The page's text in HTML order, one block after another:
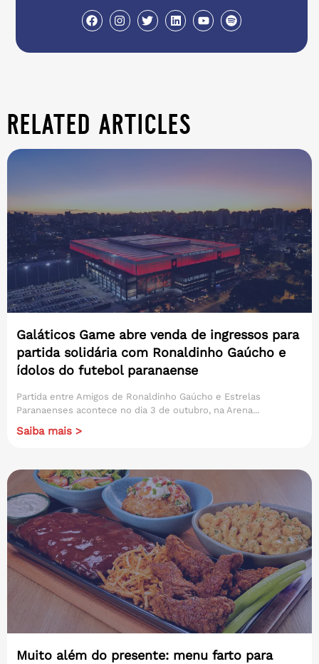
related articles
Galáticos Game abre venda de ingressos para
partida solidária com Ronaldinho Gaúcho e
ídolos do futebol paranaense
Partida entre Amigos de Ronaldinho Gaúcho e Estrelas
Paranaenses acontece no dia 3 de outubro, na Arena...
Saiba mais >
Muito além do presente: menu farto para